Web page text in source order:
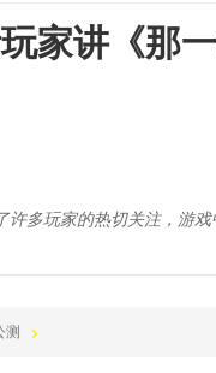
家讲《那
许多玩家的热切关注，游
测